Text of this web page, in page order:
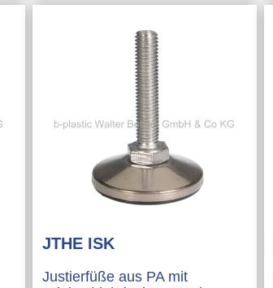
JTHE ISK
Justierfüße aus PA mit